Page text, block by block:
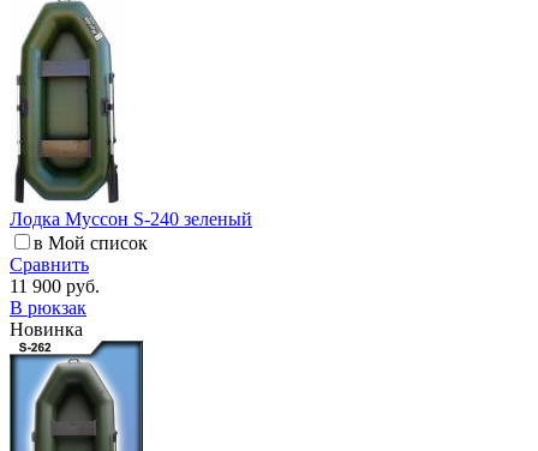
Лодка Муссон S-240 зеленый
в Мой список
Сравнить
11 900 руб.
В рюкзак
Новинка